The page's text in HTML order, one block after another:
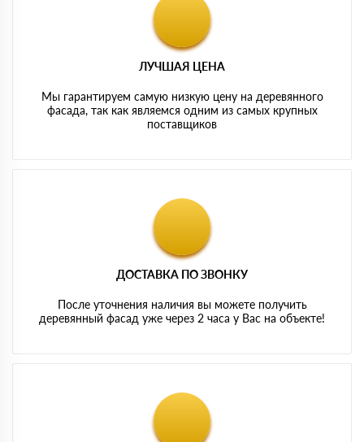
ЛУЧШАЯ ЦЕНА
Мы гарантируем самую низкую цену на деревянного
фасада, так как являемся одним из самых крупных
поставщиков
ДОСТАВКА ПО ЗВОНКУ
После уточнения наличия вы можете получить
деревянный фасад уже через 2 часа у Вас на объекте!